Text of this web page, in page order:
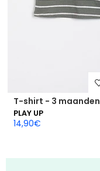
T-shirt - 3 maanden
PLAY UP
14,90€